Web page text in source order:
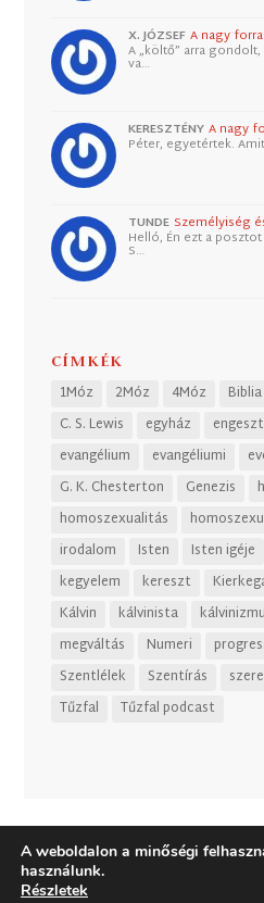
X. JÓZSEF A nagy
A „költő” arra
va…
KERESZTÉNY A nagy
Péter, egyetértek.
TUNDE Személyiség
Helló, Én ezt a
S…
CÍMKÉK
1Móz 2Móz 4Móz Biblia
C. S. Lewis
egyház
evangélium
evangéliumi
G. K. Chesterton
Genezis
homoszexualitás
irodalom
Isten Isten igéje
kegyelem
kereszt
Kálvin
kálvinista
megváltás
Numeri
Szentlélek
Szentírás
Tűzfal
Tűzfal podcast
A weboldalon a minőségi
használunk.
Részletek